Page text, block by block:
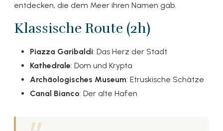
entdecken, die dem Meer ihren Namen gab.
Klassische Route (2h)
Piazza Garibaldi: Das Herz der Stadt
Kathedrale: Dom und Krypta
Archäologisches Museum: Etruskische Schätze
Canal Bianco: Der alte Hafen